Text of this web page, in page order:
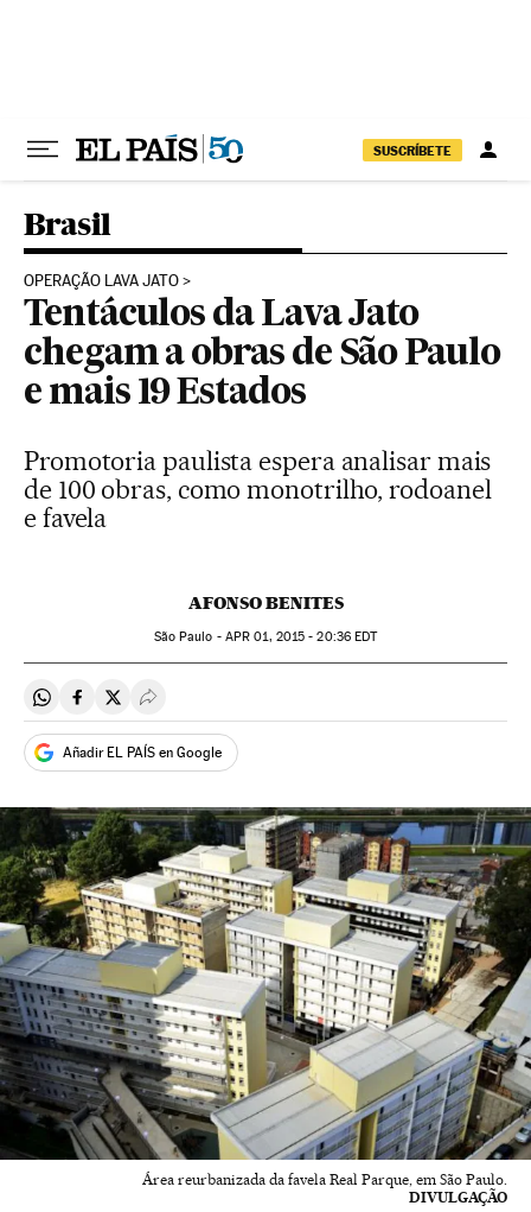
SUSCRÍBETE
Brasil
OPERAÇÃO LAVA JATO
Tentáculos da Lava Jato
chegam a obras de São Paulo
e mais 19 Estados
Promotoria paulista espera analisar mais
de 100 obras, como monotrilho, rodoanel
e favela
AFONSO BENITES
São Paulo - APR 01, 2015 - 20:36EDT
Compartir en Whatsapp
Compartir en Facebook
Compartir en Twitter
Desplegar Redes Sociales
Añadir EL PAÍS en Google
Área reurbanizada da favela Real Parque, em São Paulo.
DIVULGAÇÃO